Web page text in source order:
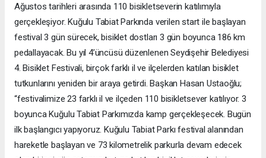
Ağustos tarihleri arasında 110 bisikletseverin katılımıyla
gerçekleşiyor. Kuğulu Tabiat Parkında verilen start ile başlayan
festival 3 gün sürecek, bisiklet dostları 3 gün boyunca 186 km
pedallayacak. Bu yıl 4’üncüsü düzenlenen Seydişehir Belediyesi
4. Bisiklet Festivali, birçok farklı il ve ilçelerden katılan bisiklet
tutkunlarını yeniden bir araya getirdi. Başkan Hasan Ustaoğlu;
“festivalimize 23 farklı il ve ilçeden 110 bisikletsever katılıyor. 3
boyunca Kuğulu Tabiat Parkımızda kamp gerçekleşecek. Bugün
ilk başlangıcı yapıyoruz. Kuğulu Tabiat Parkı festival alanından
hareketle başlayan ve 73 kilometrelik parkurla devam edecek